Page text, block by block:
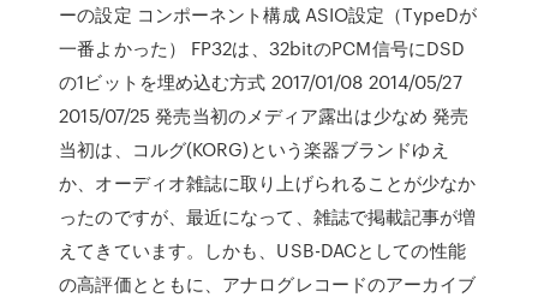
ーの設定 コンポーネント構成 ASIO設定（TypeDが
一番よかった） FP32は、32bitのPCM信号にDSD
の1ビットを埋め込む方式 2017/01/08 2014/05/27
2015/07/25 発売当初のメディア露出は少なめ 発売
当初は、コルグ(KORG)という楽器ブランドゆえ
か、オーディオ雑誌に取り上げられることが少なか
ったのですが、最近になって、雑誌で掲載記事が増
えてきています。しかも、USB-DACとしての性能
の高評価とともに、アナログレコードのアーカイブ